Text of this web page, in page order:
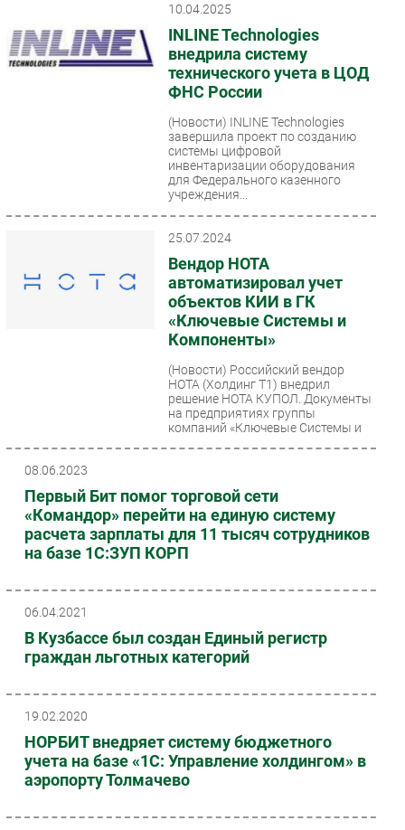
Каталог компаний
10.04.2025
INLINE Technologies
внедрила систему
технического учета в ЦОД
ФНС России
(Новости) INLINE Technologies
завершила проект по созданию
системы цифровой
инвентаризации оборудования
для Федерального казенного
учреждения...
25.07.2024
Вендор НОТА
автоматизировал учет
объектов КИИ в ГК
«Ключевые Системы и
Компоненты»
(Новости) Российский вендор
НОТА (Холдинг Т1) внедрил
решение НОТА КУПОЛ. Документы
на предприятиях группы
компаний «Ключевые Системы и
08.06.2023
Первый Бит помог торговой сети
«Командор» перейти на единую систему
расчета зарплаты для 11 тысяч сотрудников
на базе 1С:ЗУП КОРП
06.04.2021
В Кузбассе был создан Единый регистр
граждан льготных категорий
19.02.2020
НОРБИТ внедряет систему бюджетного
учета на базе «1С: Управление холдингом» в
аэропорту Толмачево